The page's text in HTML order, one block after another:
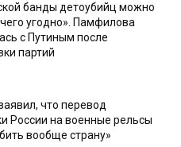
банды детоубийц можно
угодно». Памфилова
с Путиным после
партий
что перевод
России на военные рельсы
вообще страну»